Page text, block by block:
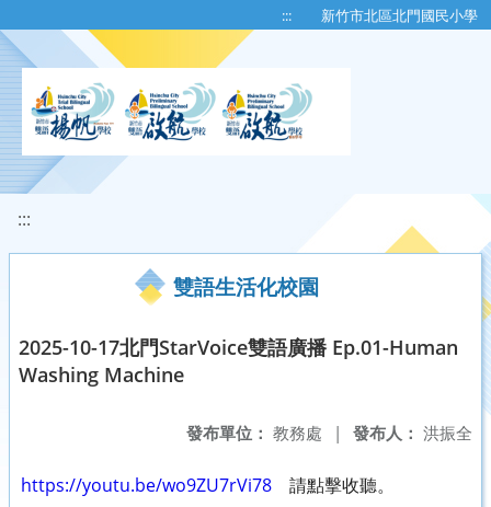
::: 新竹市北區北門國民小學
:::
雙語生活化校園
2025-10-17北門StarVoice雙語廣播 Ep.01-Human
Washing Machine
發布人： 洪振全
發布單位： 教務處 |
https://youtu.be/wo9ZU7rVi78 請點擊收聽。